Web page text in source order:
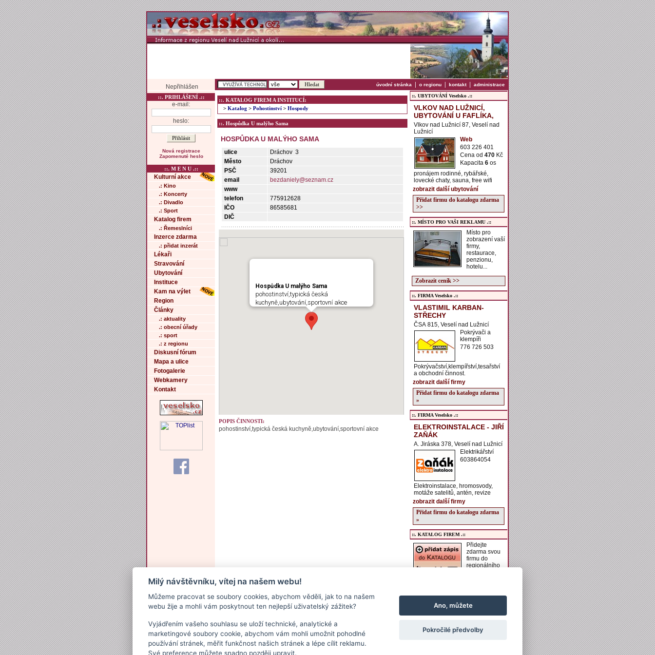
Nepřihlášen úvodní stránka | o regionu | kontakt| administrace
::. PRIHLÁŠENÍ .::
e-mail:
heslo:
Nová registrace
Zapomenuté heslo
::. M E N U .::
Kulturní akce
.: Kino
.: Koncerty
.: Divadlo
.: Sport
Katalog firem
.: Řemeslníci
Inzerce zdarma
.: přidat inzerát
Lékaři
Stravování
Ubytování
Instituce
Kam na výlet
Region
Články
.: aktuality
.: obecní úřady
.: sport
.: z regionu
Diskusní fórum
Mapa a ulice
Fotogalerie
Webkamery
Kontakt
::. KATALOG FIREM A INSTITUCÍ:
> Katalog > Pohostinství > Hospody
::. Hospůdka U malýho Sama
HOSPŮDKA U MALÝHO SAMA
ulice
Dráchov 3
Město
Dráchov
PSČ
39201
email
bezdaniely@seznam.cz
www
telefon
775912628
IČO
86585681
DIČ
Hospůdka U malýho Sama
pohostinství,typická česká
kuchyně,ubytování,sportovní akce
POPIS ČINNOSTI:
pohostinství,typická česká kuchyně,ubytování,sportovní akce
::. UBYTOVÁNÍ Veselsko .::
VLKOV NAD LUŽNICÍ,
UBYTOVÁNÍ U FAFLÍKA,
Vlkov nad Lužnicí 87, Veselí nad
Lužnicí
Web
603 226 401
Cena od 470 Kč
Kapacita 6 os
pronájem rodinné, rybářské,
lovecké chaty, sauna, free wifi
zobrazit další ubytování
Přidat firmu do katalogu zdarma
>>
::. MÍSTO PRO VAŠI REKLAMU .::
Místo pro
zobrazení vaší
firmy,
restaurace,
penzionu,
hotelu...
Zobrazit ceník >>
::. FIRMA Veselsko .::
VLASTIMIL KARBAN-
STŘECHY
ČSA 815, Veselí nad Lužnicí
Pokrývači a
klempíři
776 726 503
Pokrývačství,klempířství,tesařství
a obchodní činnost.
zobrazit další firmy
Přidat firmu do katalogu zdarma
»
::. FIRMA Veselsko .::
ELEKTROINSTALACE - JIŘÍ
ZAŇÁK
A. Jiráska 378, Veselí nad Lužnicí
Elektrikářství
603864054
Elektroinstalace, hromosvody,
motáže satelitů, antén, revize
zobrazit další firmy
Přidat firmu do katalogu zdarma
»
::. KATALOG FIREM .::
Přidejte
zdarma svou
firmu do
regionálního
regionu, vkládání obrázků a
Přidat firmu do katalogu zdarma
Milý návštěvníku, vítej na našem webu!
Můžeme pracovat se soubory cookies, abychom věděli, jak to na našem
webu žije a mohli vám poskytnout ten nejlepší uživatelský zážitek?
Vyjádřením vašeho souhlasu se uloží technické, analytické a
marketingové soubory cookie, abychom vám mohli umožnit pohodlné
používání stránek, měřit funkčnost našich stránek a lépe cílit reklamu.
Své preference můžete snadno později upravit.
Ano, můžete
Pokročilé předvolby